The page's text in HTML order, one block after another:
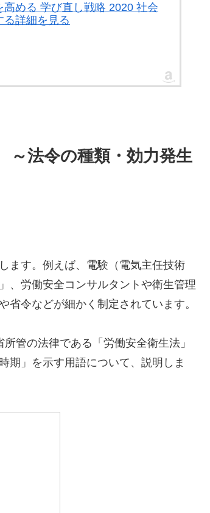
める 学び直し戦略 2020 社会
る詳細を見る
～法令の種類・効力発生
ます。例えば、電験（電気主任技術
、労働安全コンサルタントや衛生管理
令などが細かく制定されています。
管の法律である「労働安全衛生法」
期」を示す用語について、説明しま